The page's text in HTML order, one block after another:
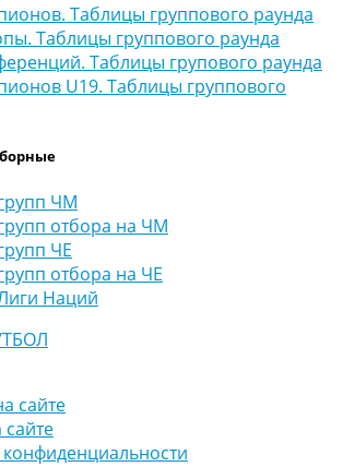
Таблицы группового раунда
Таблицы группового раунда
Таблицы групового раунда
U19. Таблицы группового
ЧМ
отбора на ЧМ
ЧЕ
отбора на ЧЕ
Наций
сайте
сайте